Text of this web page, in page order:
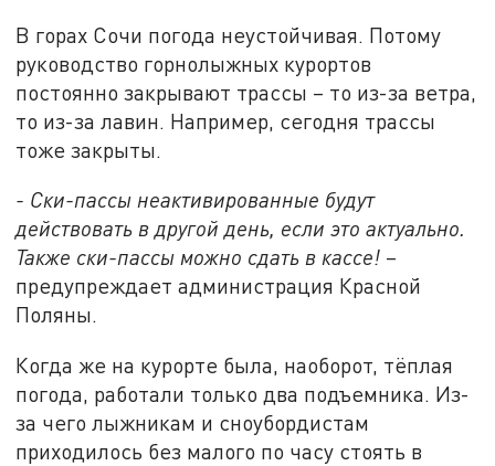
В горах Сочи погода неустойчивая. Потому
руководство горнолыжных курортов
постоянно закрывают трассы – то из-за ветра,
то из-за лавин. Например, сегодня трассы
тоже закрыты.
- Ски-пассы неактивированные будут
действовать в другой день, если это актуально.
Также ски-пассы можно сдать в кассе! –
предупреждает администрация Красной
Поляны.
Когда же на курорте была, наоборот, тёплая
погода, работали только два подъемника. Из-
за чего лыжникам и сноубордистам
приходилось без малого по часу стоять в